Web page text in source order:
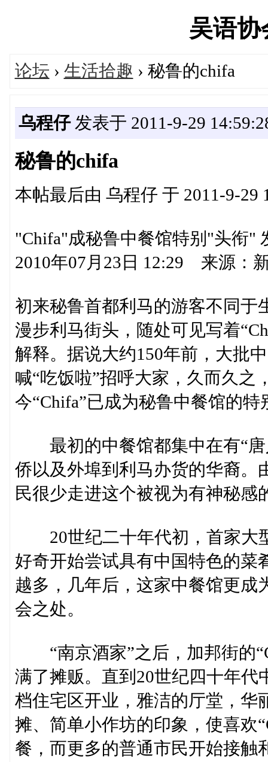
吴语
论坛 › 生活拾趣 › 秘鲁的chifa
乌程仔发表于 2011-9-29
秘鲁的chifa
本帖最后由 乌程仔 于 2011-9-29
"Chifa"成秘鲁中餐馆特别"头衔"
2010年07月23日 12:29 来源
初来秘鲁首都利马的游客不同于
漫步利马街头，随处可见写着
解释。据说大约150年前，大批
喊“吃饭啦”招呼大家，久而久之
今“Chifa”已成为秘鲁中餐馆的特
最初的中餐馆都集中在有“唐
侨以及外埠到利马办货的华裔。
民很少走进这个被视为有神秘感
20世纪二十年代初，首家大
好奇开始尝试具有中国特色的菜
越多，几年后，这家中餐馆更成
会之处。
“南京酒家”之后，加邦街的
满了摊贩。直到20世纪四十年
档住宅区开业，雅洁的厅堂，华
摊、简单小作坊的印象，使喜欢
餐，而更多的普通市民开始接触